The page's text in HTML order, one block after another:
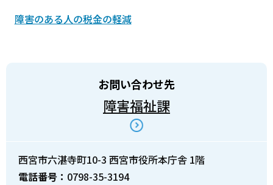
障害のある人の税金の軽減
お問い合わせ先
障害福祉課
西宮市六湛寺町10-3 西宮市役所本庁舎 1階
電話番号： 0798-35-3194